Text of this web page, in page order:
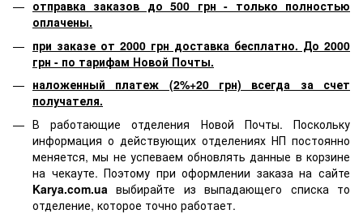
отправка заказов до 500 грн - только полностью
оплачены.
при заказе от 2000 грн доставка бесплатно. До 2000
грн - по тарифам Новой Почты.
наложенный платеж (2%+20 грн) всегда за счет
получателя.
В работающие отделения Новой Почты. Поскольку
информация о действующих отделениях НП постоянно
меняется, мы не успеваем обновлять данные в корзине
на чекауте. Поэтому при оформлении заказа на сайте
Karya.com.ua выбирайте из выпадающего списка то
отделение, которое точно работает.